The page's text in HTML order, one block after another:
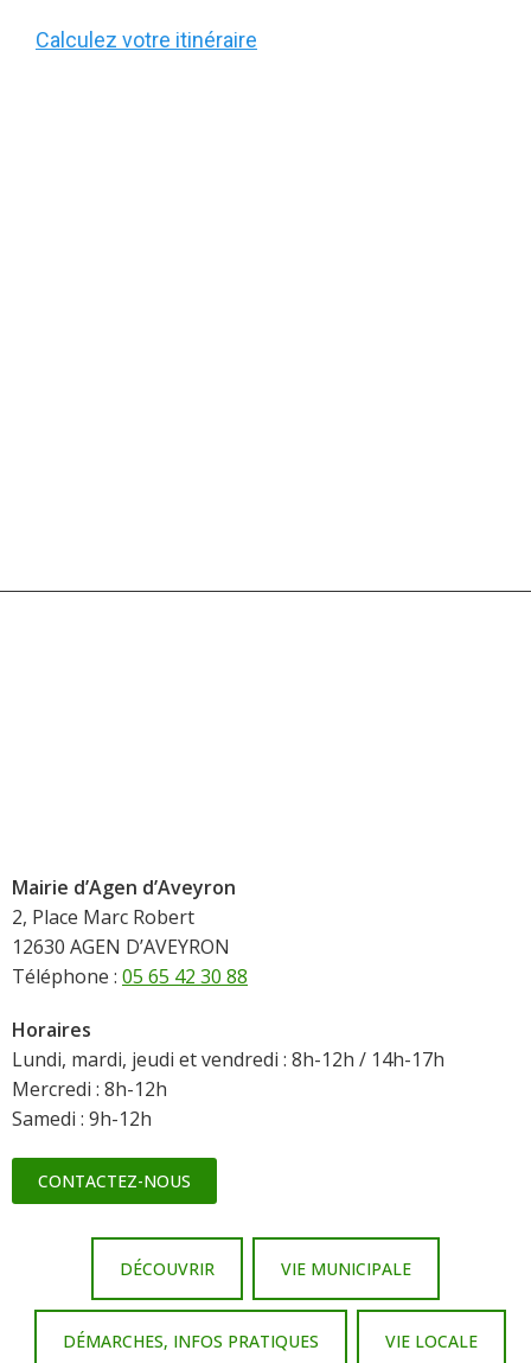
Calculez votre itinéraire
Mairie d’Agen d’Aveyron
2, Place Marc Robert
12630 AGEN D’AVEYRON
Téléphone : 05 65 42 30 88
Horaires
Lundi, mardi, jeudi et vendredi : 8h-12h / 14h-17h
Mercredi : 8h-12h
Samedi : 9h-12h
CONTACTEZ-NOUS
DÉCOUVRIR VIE MUNICIPALE
DÉMARCHES, INFOS PRATIQUES VIE LOCALE